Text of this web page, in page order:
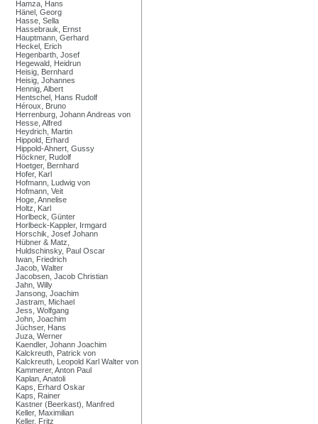
Hamza, Hans
Hänel, Georg
Hasse, Sella
Hassebrauk, Ernst
Hauptmann, Gerhard
Heckel, Erich
Hegenbarth, Josef
Hegewald, Heidrun
Heisig, Bernhard
Heisig, Johannes
Hennig, Albert
Hentschel, Hans Rudolf
Héroux, Bruno
Herrenburg, Johann Andreas von
Hesse, Alfred
Heydrich, Martin
Hippold, Erhard
Hippold-Ahnert, Gussy
Höckner, Rudolf
Hoetger, Bernhard
Hofer, Karl
Hofmann, Ludwig von
Hofmann, Veit
Hoge, Annelise
Holtz, Karl
Horlbeck, Günter
Horlbeck-Kappler, Irmgard
Horschik, Josef Johann
Hübner & Matz,
Huldschinsky, Paul Oscar
Iwan, Friedrich
Jacob, Walter
Jacobsen, Jacob Christian
Jahn, Willy
Jansong, Joachim
Jastram, Michael
Jess, Wolfgang
John, Joachim
Jüchser, Hans
Juza, Werner
Kaendler, Johann Joachim
Kalckreuth, Patrick von
Kalckreuth, Leopold Karl Walter von
Kammerer, Anton Paul
Kaplan, Anatoli
Kaps, Erhard Oskar
Kaps, Rainer
Kastner (Beerkast), Manfred
Keller, Maximilian
Keller, Fritz